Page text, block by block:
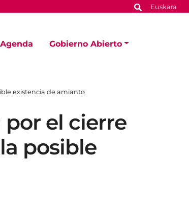
Euskara
Agenda Gobierno Abierto
existencia de amianto
el cierre
posible